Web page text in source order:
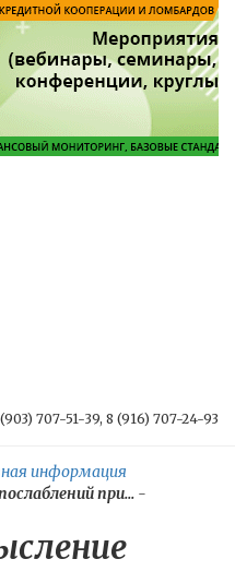
707-51-39, 8 (916) 707-24-93
информация
при... -